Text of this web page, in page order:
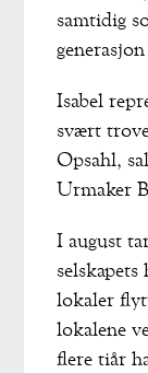
samtidig
Isabel
svært
Opsahl,
Urmaker
I august
lokaler
lokalene
flere tiår